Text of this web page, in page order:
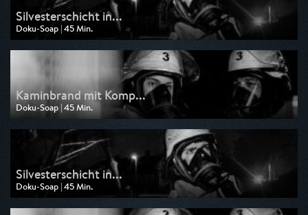
Silvesterschicht in...
Doku-Soap | 45 Min.
Ausgestrahlt von WDR
am 10.05.2026, 03:05
Kaminbrand mit Komp...
Doku-Soap | 45 Min.
Ausgestrahlt von WDR
am 10.05.2026, 02:20
Silvesterschicht in...
Doku-Soap | 45 Min.
Ausgestrahlt von WDR
am 08.05.2026, 21:00